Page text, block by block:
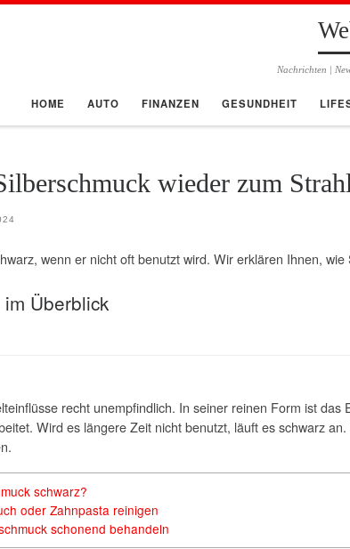
Nachrichten |
HOME AUTO FINANZEN GESUNDHEIT
wieder zum
wenn er nicht oft benutzt wird. Wir erklären Ihnen,
Überblick
recht unempfindlich. In seiner reinen Form ist
Wird es längere Zeit nicht benutzt, läuft es schwarz
schwarz?
oder Zahnpasta reinigen
schonend behandeln